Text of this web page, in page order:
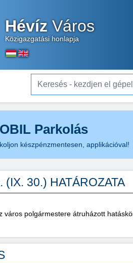
HévízVáros
Közigazgatási honlapja
Keresés - kezdjen el gépelni...
Parkolás
készpénzmentesen, applikációval!
(IX. 30.) HATÁROZATA
város polgármestere átruházott